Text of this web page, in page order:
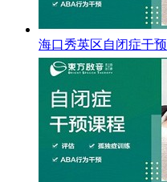
海口秀英区自闭症干预